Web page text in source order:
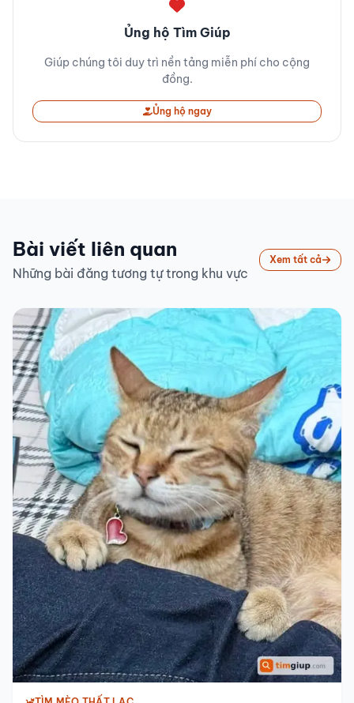
Ủng hộ Tìm Giúp
Giúp chúng tôi duy trì nền tảng miễn phí cho cộng
đồng.
Ủng hộ ngay
Bài viết liên quan
Những bài đăng tương tự trong khu vực
Xem tất cả